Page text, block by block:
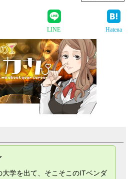
LINE Hatena
大学を出て、そこそこのITベンダ